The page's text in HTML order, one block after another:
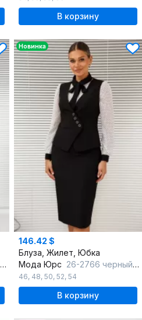
В корзину
Новинка
146.42 $
Блуза, Жилет, Юбка
Мода Юрс 26-2766 черный_мелкий горох
46, 48, 50, 52, 54
В корзину